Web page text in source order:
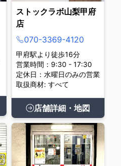
ストックラボ山梨甲府
店
070-3369-4120
甲府駅より徒歩16分
営業時間：9:30 - 17:30
定休日：水曜日のみの営業
取扱商材: すべて
店舗詳細・地図